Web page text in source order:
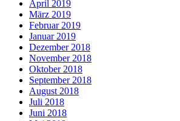
April 2019
März 2019
Februar 2019
Januar 2019
Dezember 2018
November 2018
Oktober 2018
September 2018
August 2018
Juli 2018
Juni 2018